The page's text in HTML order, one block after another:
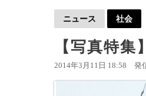
ニュース 社会
【写真特
2014年3月11日 18:58 発